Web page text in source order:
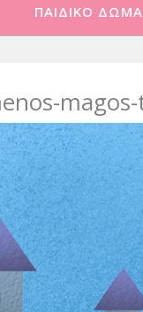
ΠΑΙΔΙΚΟ